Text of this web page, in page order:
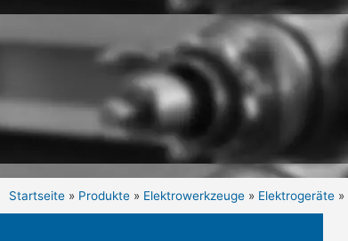
Startseite » Produkte » Elektrowerkzeuge » Elektrogeräte »